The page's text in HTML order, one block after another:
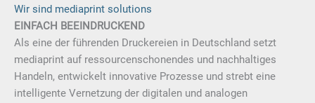
Wir sind mediaprint solutions
EINFACH BEEINDRUCKEND
Als eine der führenden Druckereien in Deutschland setzt
mediaprint auf ressourcenschonendes und nachhaltiges
Handeln, entwickelt innovative Prozesse und strebt eine
intelligente Vernetzung der digitalen und analogen